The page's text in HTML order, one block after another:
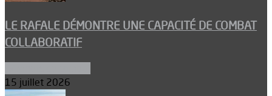
LE RAFALE DÉMONTRE UNE CAPACITÉ DE COMBAT
COLLABORATIF
15 juillet 2026